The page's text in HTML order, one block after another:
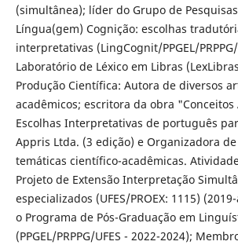
(simultânea); líder do Grupo de
Língua(gem) Cognição: escolhas
interpretativas (LingCognit/PPGEL/PRPPG/
Laboratório de Léxico em Libras
Produção Científica: Autora de diversos
acadêmicos; escritora da obra "Conceitos
Escolhas Interpretativas de português
Appris Ltda. (3 edição) e Organizadora
temáticas científico-acadêmicas.
Projeto de Extensão Interpretação
especializados (UFES/PROEX: 1115)
o Programa de Pós-Graduação em
(PPGEL/PRPPG/UFES - 2022-2024);